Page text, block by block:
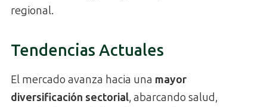
regional.
Tendencias Actuales
El mercado avanza hacia una mayor
diversificación sectorial, abarcando salud,